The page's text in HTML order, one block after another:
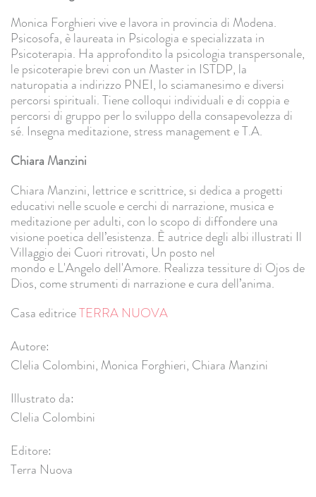
Monica Forghieri vive e lavora in provincia di Modena.
Psicosofa, è laureata in Psicologia e specializzata in
Psicoterapia. Ha approfondito la psicologia transpersonale,
le psicoterapie brevi con un Master in ISTDP, la
naturopatia a indirizzo PNEI, lo sciamanesimo e diversi
percorsi spirituali. Tiene colloqui individuali e di coppia e
percorsi di gruppo per lo sviluppo della consapevolezza di
sé. Insegna meditazione, stress management e T.A.
Chiara Manzini
Chiara Manzini, lettrice e scrittrice, si dedica a progetti
educativi nelle scuole e cerchi di narrazione, musica e
meditazione per adulti, con lo scopo di diffondere una
visione poetica dell’esistenza. È autrice degli albi illustrati Il
Villaggio dei Cuori ritrovati, Un posto nel
mondo e L'Angelo dell'Amore. Realizza tessiture di Ojos de
Dios, come strumenti di narrazione e cura dell’anima.
Casa editriceTERRA NUOVA
Autore:
Clelia Colombini, Monica Forghieri, Chiara Manzini
Illustrato da:
Clelia Colombini
Editore:
Terra Nuova